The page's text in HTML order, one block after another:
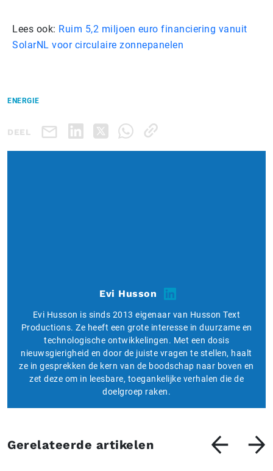
Lees ook: Ruim 5,2 miljoen euro financiering vanuit
SolarNL voor circulaire zonnepanelen
ENERGIE
DEEL
Evi Husson
Evi Husson is sinds 2013 eigenaar van Husson Text
Productions. Ze heeft een grote interesse in duurzame en
technologische ontwikkelingen. Met een dosis
nieuwsgierigheid en door de juiste vragen te stellen, haalt
ze in gesprekken de kern van de boodschap naar boven en
zet deze om in leesbare, toegankelijke verhalen die de
doelgroep raken.
Gerelateerde artikelen